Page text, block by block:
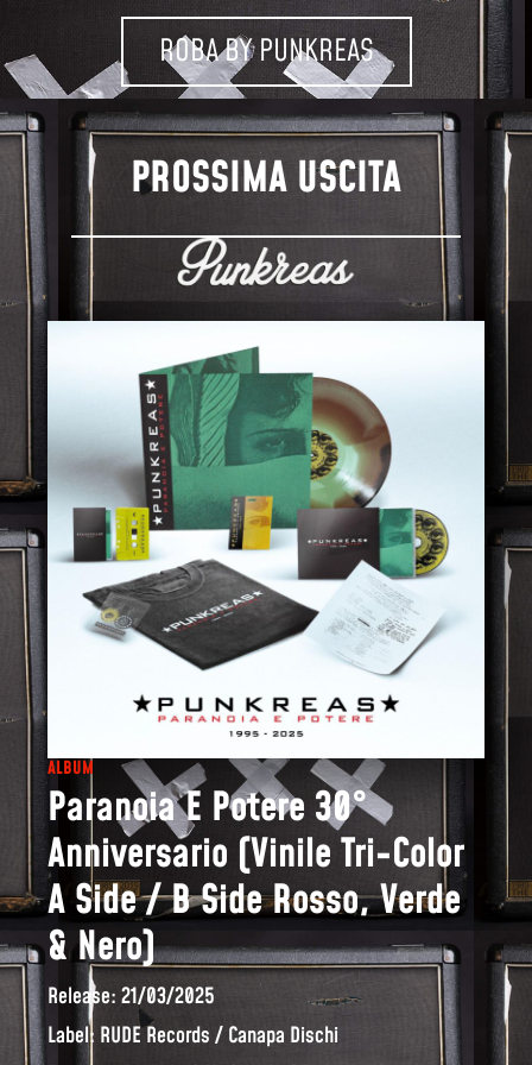
ROBA BY PUNKREAS
PROSSIMA USCITA
ALBUM
Paranoia E Potere 30°
Anniversario (Vinile Tri-Color
A Side / B Side Rosso, Verde
& Nero)
Release: 21/03/2025
Label: RUDE Records / Canapa Dischi